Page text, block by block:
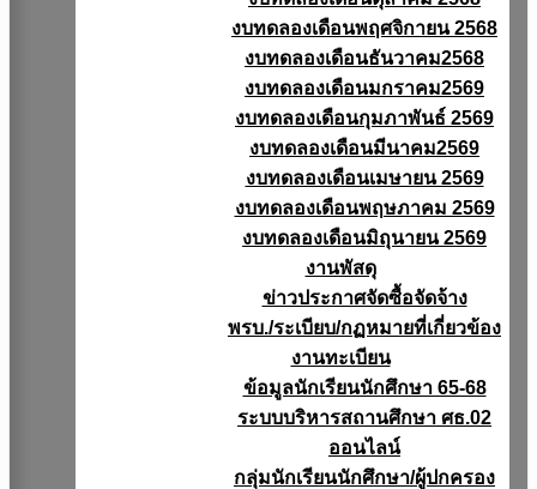
งบทดลองเดือนพฤศจิกายน 2568
งบทดลองเดือนธันวาคม2568
งบทดลองเดือนมกราคม2569
งบทดลองเดือนกุมภาพันธ์ 2569
งบทดลองเดือนมีนาคม2569
งบทดลองเดือนเมษายน 2569
งบทดลองเดือนพฤษภาคม 2569
งบทดลองเดือนมิถุนายน 2569
งานพัสดุ
ข่าวประกาศจัดซื้อจัดจ้าง
พรบ./ระเบียบ/กฏหมายที่เกี่ยวข้อง
งานทะเบียน
ข้อมูลนักเรียนนักศึกษา 65-68
ระบบบริหารสถานศึกษา ศธ.02
ออนไลน์
กลุ่มนักเรียนนักศึกษา/ผู้ปกครอง